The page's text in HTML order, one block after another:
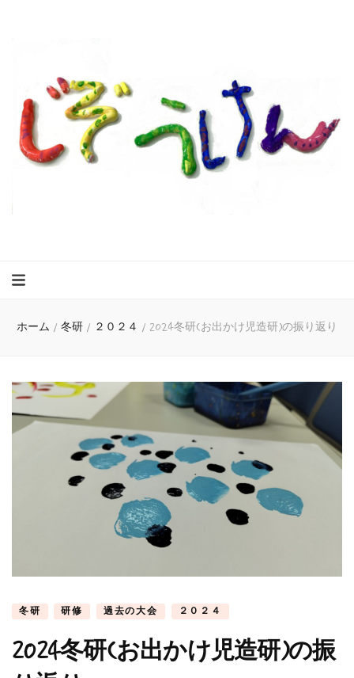
ホーム / 冬研 / ２０２４ / 2024冬研(お出かけ児造研)の振り返り
冬研 研修 過去の大会 ２０２４
2024冬研(お出かけ児造研)の振